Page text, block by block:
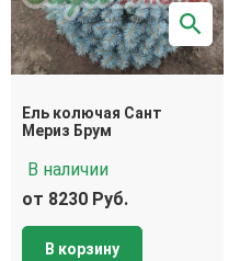
Ель колючая Сант
Мериз Брум
В наличии
от 8230 Руб.
В корзину